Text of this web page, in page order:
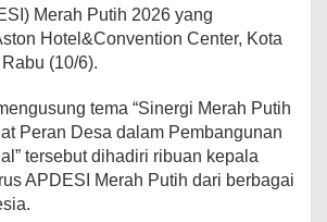
Merah Putih 2026 yang
Hotel&Convention Center, Kota
(10/6).
tema “Sinergi Merah Putih
Peran Desa dalam Pembangunan
tersebut dihadiri ribuan kepala
APDESI Merah Putih dari berbagai